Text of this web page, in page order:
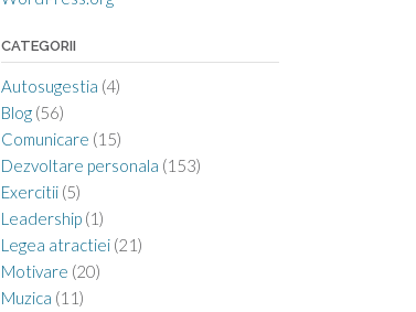
CATEGORII
Autosugestia (4)
Blog(56)
Comunicare (15)
Dezvoltare personala (153)
Exercitii(5)
Leadership(1)
Legea atractiei(21)
Motivare (20)
Muzica (11)